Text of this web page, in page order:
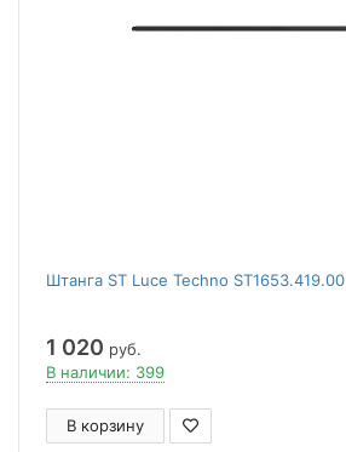
Штанга ST Luce Techno ST1653.419.00
1 020 руб.
В наличии: 399
В корзину